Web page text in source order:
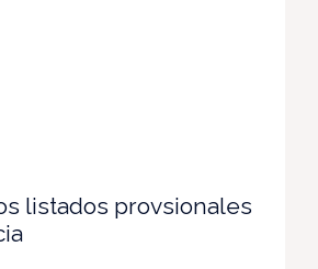
listados provsionales